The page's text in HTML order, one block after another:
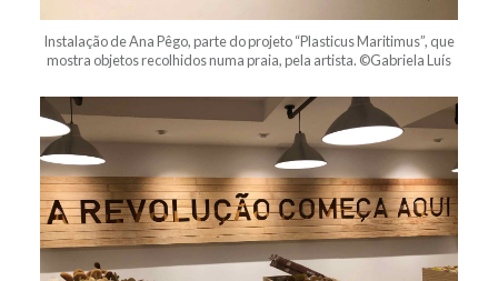
Instalação de Ana Pêgo, parte do projeto “Plasticus Maritimus”, que
mostra objetos recolhidos numa praia, pela artista. ©Gabriela Luís